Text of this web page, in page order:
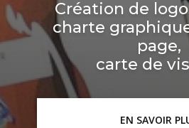
Création de
charte
page,
carte de
EN SAVOIR